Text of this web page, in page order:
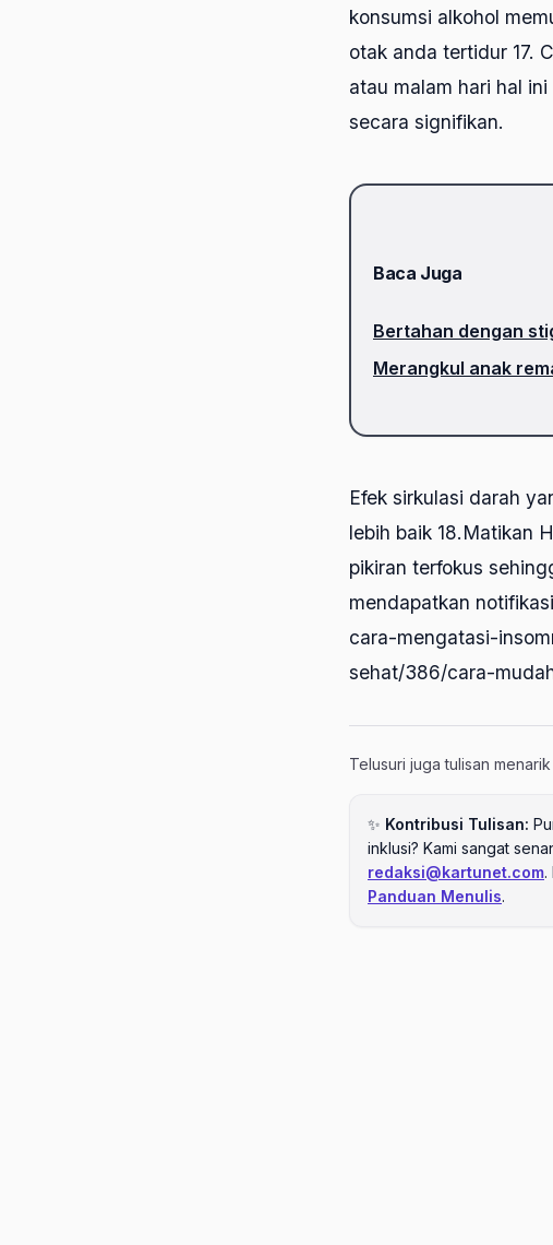
konsumsi alkohol
otak anda tertidur 17.
atau malam hari hal
secara signifikan.
Baca Juga
Bertahan dengan
Merangkul anak
Efek sirkulasi darah
lebih baik 18.Matikan
pikiran terfokus
mendapatkan
cara-mengatasi-
sehat/386/cara-
Telusuri juga tulisan
✨ Kontribusi Tulisan:
inklusi? Kami sangat
redaksi@kartunet.com.
Panduan Menulis.